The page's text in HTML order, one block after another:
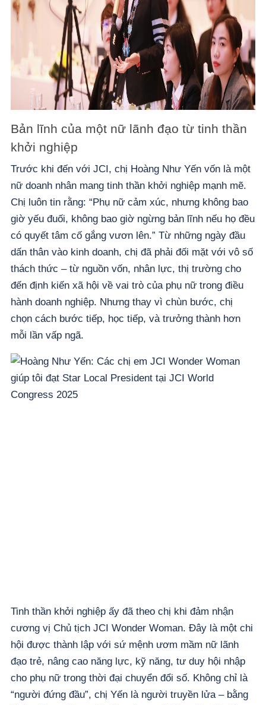
Bản lĩnh của một nữ lãnh đạo từ tinh thần
khởi nghiệp
Trước khi đến với JCI, chị Hoàng Như Yến vốn là một
nữ doanh nhân mang tinh thần khởi nghiệp mạnh mẽ.
Chị luôn tin rằng: “Phụ nữ cảm xúc, nhưng không bao
giờ yếu đuối, không bao giờ ngừng bản lĩnh nếu họ đều
có quyết tâm cố gắng vươn lên.” Từ những ngày đầu
dấn thân vào kinh doanh, chị đã phải đối mặt với vô số
thách thức – từ nguồn vốn, nhân lực, thị trường cho
đến định kiến xã hội về vai trò của phụ nữ trong điều
hành doanh nghiệp. Nhưng thay vì chùn bước, chị
chọn cách bước tiếp, học tiếp, và trưởng thành hơn
mỗi lần vấp ngã.
Tinh thần khởi nghiệp ấy đã theo chị khi đảm nhận
cương vị Chủ tịch JCI Wonder Woman. Đây là một chi
hội được thành lập với sứ mệnh ươm mầm nữ lãnh
đạo trẻ, nâng cao năng lực, kỹ năng, tư duy hội nhập
cho phụ nữ trong thời đại chuyển đổi số. Không chỉ là
“người đứng đầu”, chị Yến là người truyền lửa – bằng